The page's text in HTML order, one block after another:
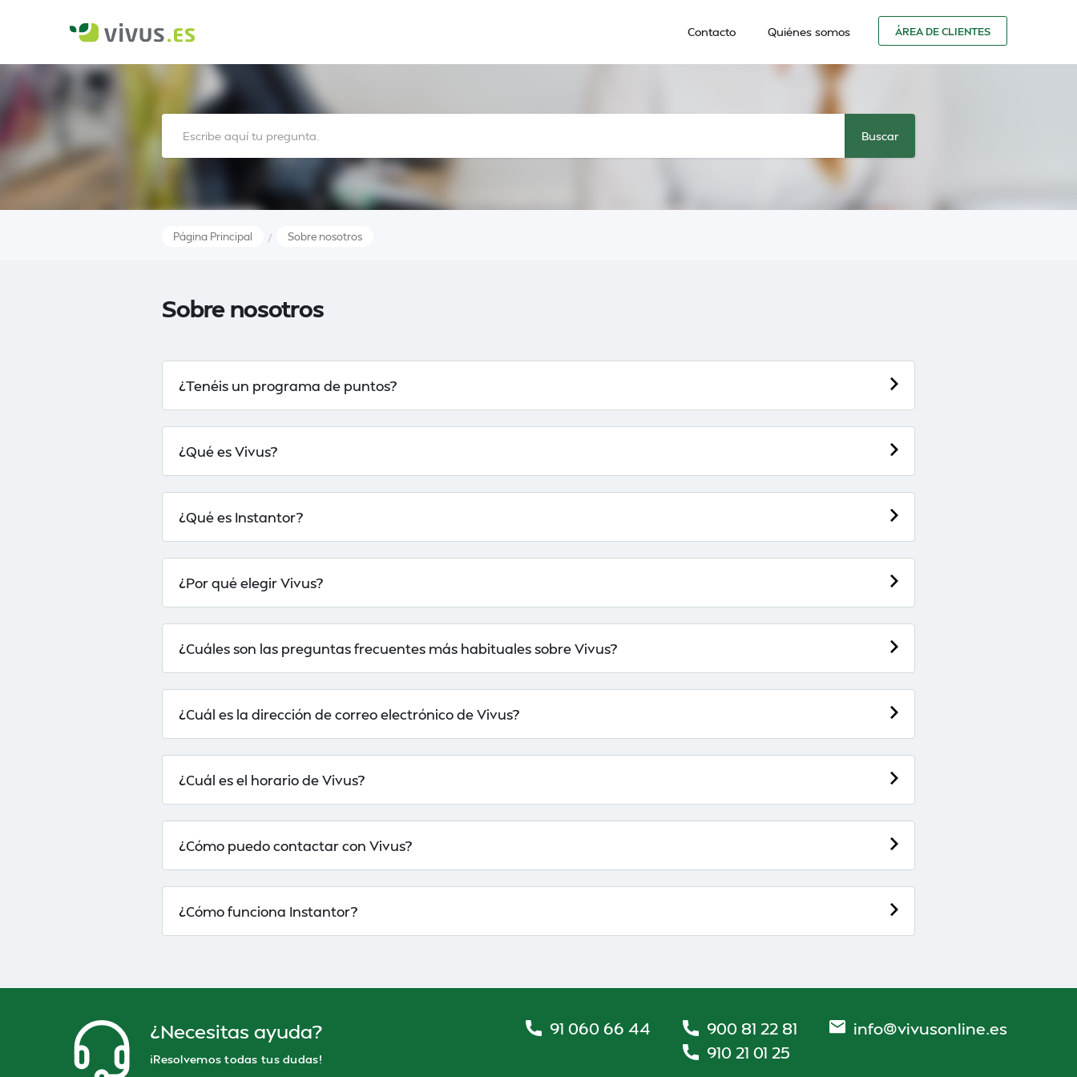
Contacto Quiénes somos ÁREA DE CLIENTES
Página Principal / Sobre nosotros
Sobre nosotros
¿Tenéis un programa de puntos?
¿Qué es Vivus?
¿Qué es Instantor?
¿Por qué elegir Vivus?
¿Cuáles son las preguntas frecuentes más habituales sobre Vivus?
¿Cuál es la dirección de correo electrónico de Vivus?
¿Cuál es el horario de Vivus?
¿Cómo puedo contactar con Vivus?
¿Cómo funciona Instantor?
¿Necesitas ayuda?
¡Resolvemos todas tus dudas!
91 060 66 44
900 81 22 81
910 21 01 25
info@vivusonline.es